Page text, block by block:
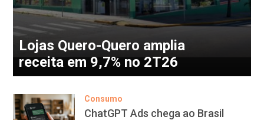
Lojas Quero-Quero amplia
receita em 9,7% no 2T26
Consumo
ChatGPT Ads chega ao Brasil